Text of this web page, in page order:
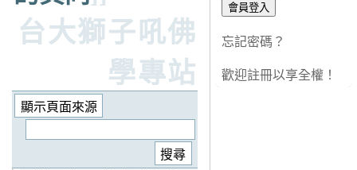
台大獅子吼佛
學專站
忘記密碼？
歡迎註冊以享全權！